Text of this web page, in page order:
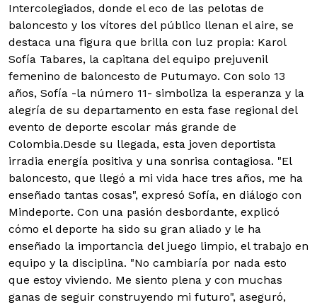
Intercolegiados, donde el eco de las pelotas de
baloncesto y los vítores del público llenan el aire, se
destaca una figura que brilla con luz propia: Karol
Sofía Tabares, la capitana del equipo prejuvenil
femenino de baloncesto de Putumayo. Con solo 13
años, Sofía -la número 11- simboliza la esperanza y la
alegría de su departamento en esta fase regional del
evento de deporte escolar más grande de
Colombia.Desde su llegada, esta joven deportista
irradia energía positiva y una sonrisa contagiosa. "El
baloncesto, que llegó a mi vida hace tres años, me ha
enseñado tantas cosas", expresó Sofía, en diálogo con
Mindeporte. Con una pasión desbordante, explicó
cómo el deporte ha sido su gran aliado y le ha
enseñado la importancia del juego limpio, el trabajo en
equipo y la disciplina. "No cambiaría por nada esto
que estoy viviendo. Me siento plena y con muchas
ganas de seguir construyendo mi futuro", aseguró,